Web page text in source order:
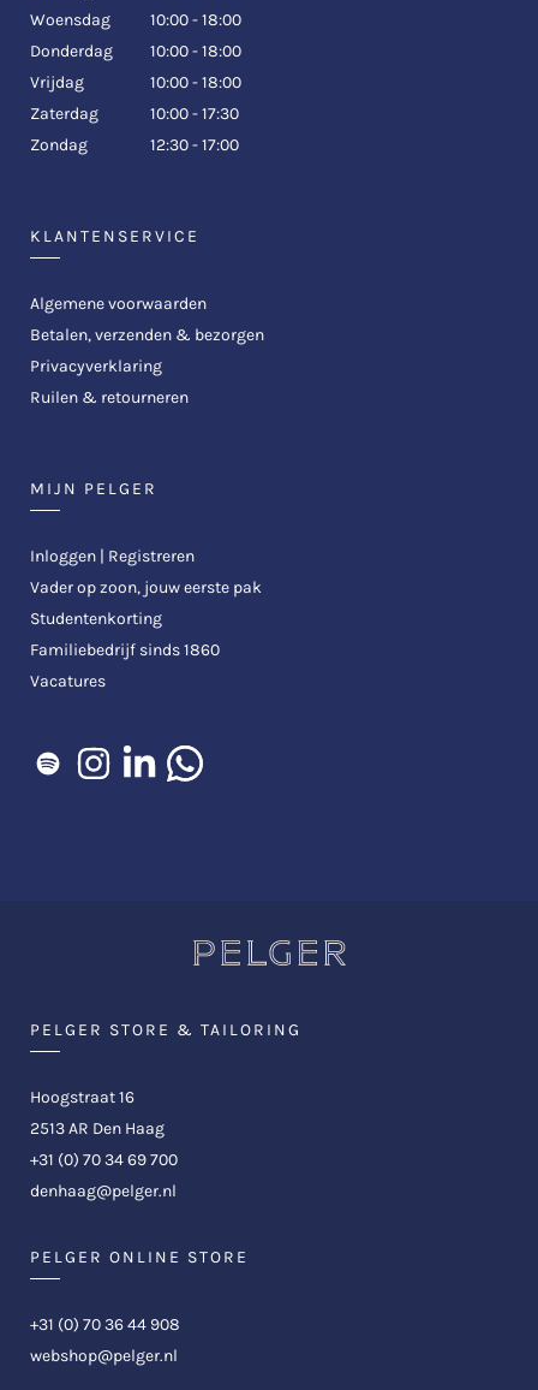
Woensdag
10:00 - 18:00
Donderdag
10:00 - 18:00
Vrijdag
10:00 - 18:00
Zaterdag
10:00 - 17:30
Zondag
12:30 - 17:00
KLANTENSERVICE
Algemene voorwaarden
Betalen, verzenden & bezorgen
Privacyverklaring
Ruilen & retourneren
MIJN PELGER
Inloggen | Registreren
Vader op zoon, jouw eerste pak
Studentenkorting
Familiebedrijf sinds 1860
Vacatures
PELGER STORE & TAILORING
Hoogstraat 16
2513 AR Den Haag
+31 (0) 70 34 69 700
denhaag@pelger.nl
PELGER ONLINE STORE
+31 (0) 70 36 44 908
webshop@pelger.nl